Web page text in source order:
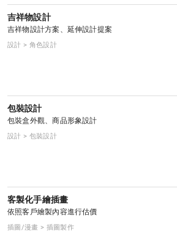
吉祥物設計
吉祥物設計方案、延伸設計提案
設計 > 角色設計
包裝設計
包裝盒外觀、商品形象設計
設計 > 包裝設計
客製化手繪插畫
依照客戶繪製內容進行估價
插圖/漫畫 > 插圖製作